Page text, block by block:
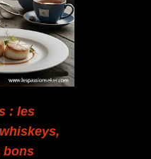
: les
bons